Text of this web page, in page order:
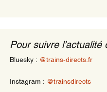
Pour suivre
Bluesky : @trains-directs.fr
Instagram : @trainsdirects